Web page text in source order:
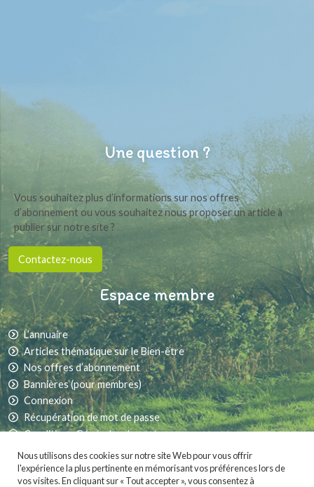
Une question ?
Vous souhaitez plus d’informations sur nos offres
d’abonnement ou vous souhaitez nous proposer un article à
publier sur notre site ?
Contactez-nous
Espace membre
L’annuaire
Articles thématique sur le Bien-être
Nos offres d’abonnement
Bannières (pour membres)
Connexion
Récupération de mot de passe
Conditions Générales de vente
Partager sur les réseaux sociaux :
Nous utilisons des cookies sur notre site Web pour vous offrir
l'expérience la plus pertinente en mémorisant vos préférences lors de
vos visites. En cliquant sur « Tout accepter », vous consentez à